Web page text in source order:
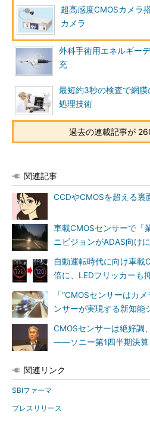
超高感度CMOSカメラ
カメラ
外科手術用エネルギー
充
最短約3秒の検査で網
処理技術
過去の連載記事が
関連記事
CCDやCMOSを超える裏
車載CMOSセンサーで「
ニビジョンがADAS向け
自動運転時代に向け車載
倍に、LEDフリッカーも
「“CMOSセンサーはカ
ンサーが実現する新知能
CMOSセンサーは絶好調
――ソニー第1四半期決算
関連リンク
SBIファーマ
プレスリリース